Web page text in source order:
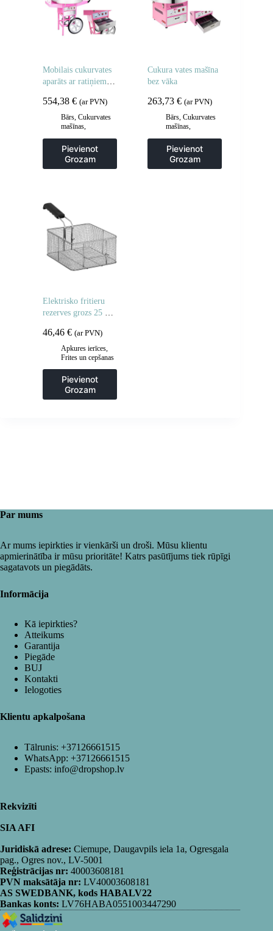
Mobilais cukurvates
aparāts ar ratiņiem uz
554,38 € (ar PVN)
Bārs, Cukurvates
mašīnas,
Pievienot
Grozam
Cukura vates mašīna
bez vāka
263,73€ (ar PVN)
Bārs,Cukurvates
mašīnas,
Pievienot
Grozam
Elektrisko fritieru
rezerves grozs 25 x
46,46 € (ar PVN)
Apkures ierīces
Frites un cepšanas
Gastronomija
Piederumi
ceptuvēm,Virtuve
Pievienot
Grozam
Par mums
Ar mums iepirkties ir vienkārši un droši. Mūsu klientu
apmierinātība ir mūsu prioritāte! Katrs pasūtījums tiek rūpīgi
sagatavots un piegādāts.
Informācija
Kā iepirkties?
Atteikums
Garantija
Piegāde
BUJ
Kontakti
Ielogoties
Klientu apkalpošana
Tālrunis: +37126661515
WhatsApp: +37126661515
Epasts: info@dropshop.lv
Rekvizīti
SIA AFI
Juridiskā adrese: Ciemupe, Daugavpils iela 1a, Ogresgala
pag., Ogres nov., LV-5001
Reģistrācijas nr: 40003608181
PVN maksātāja nr: LV40003608181
AS SWEDBANK, kods HABALV22
Bankas konts: LV76HABA0551003447290